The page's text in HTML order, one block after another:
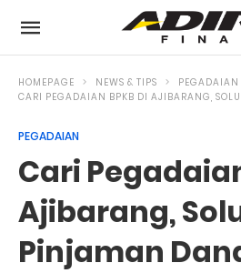
HOMEPAGE NEWS & TIPS
PEGADAIAN
CARI PEGADAIAN BPKB DI AJIBARANG,
PEGADAIAN
Cari
Ajibarang,
Pinjaman